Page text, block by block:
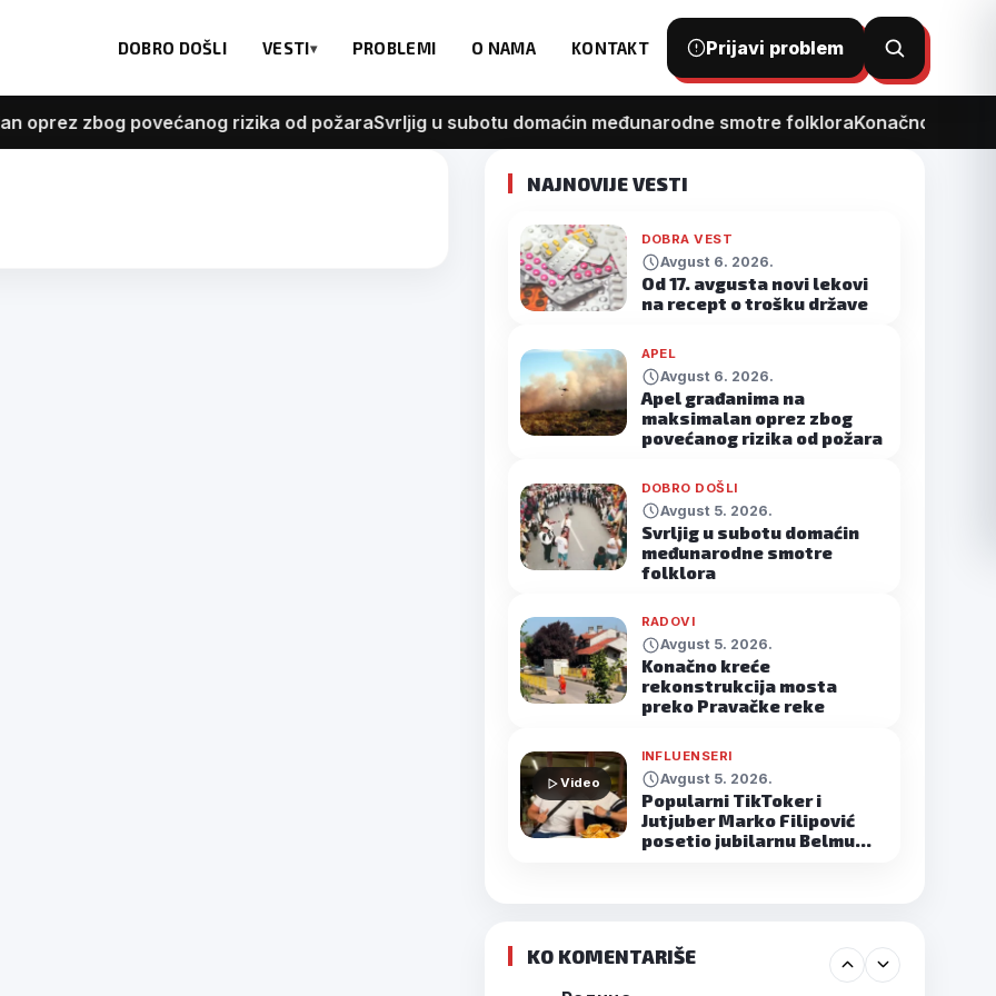
DOBRO DOŠLI VESTI PROBLEMI O NAMA KONTAKT Prijavi problem
Otvori
pretragu
zbog povećanog rizika od požaraSvrljig u subotu domaćin međunarodne smotre folkloraKonačno kreće
NAJNOVIJE VESTI
DOBRA VEST
Avgust 6. 2026.
Od 17. avgusta novi lekovi
na recept o trošku države
APEL
Avgust 6. 2026.
Apel građanima na
maksimalan oprez zbog
povećanog rizika od požara
DOBRO DOŠLI
Avgust 5. 2026.
Svrljig u subotu domaćin
međunarodne smotre
folklora
RADOVI
Avgust 5. 2026.
Konačno kreće
rekonstrukcija mosta
preko Pravačke reke
Video
INFLUENSERI
Avgust 5. 2026.
Popularni TikToker i
Jutjuber Marko Filipović
posetio jubilarnu Belmu…
KO KOMENTARIŠE